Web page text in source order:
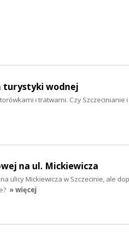
turystyki wodnej
i tratwami. Czy Szczecinianie
na ul. Mickiewicza
ulicy Mickiewicza w Szczecinie, ale
» więcej